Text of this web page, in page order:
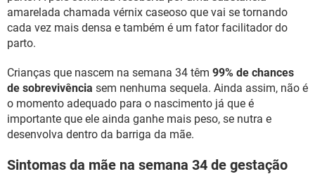
amarelada chamada vérnix caseoso que vai se tornando
cada vez mais densa e também é um fator facilitador do
parto.
Crianças que nascem na semana 34 têm 99% de chances
de sobrevivência sem nenhuma sequela. Ainda assim, não é
o momento adequado para o nascimento já que é
importante que ele ainda ganhe mais peso, se nutra e
desenvolva dentro da barriga da mãe.
Sintomas da mãe na semana 34 de gestação